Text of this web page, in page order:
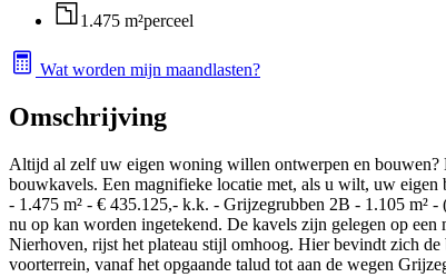
1.475 m²perceel
Wat worden mijn maandlasten?
Omschrijving
Altijd al zelf uw eigen woning willen ontwerpen en bouwen?
bouwkavels. Een magnifieke locatie met, als u wilt, uw
- 1.475 m² - € 435.125,- k.k. - Grijzegrubben 2B - 1.105 m²
nu op kan worden ingetekend. De kavels zijn gelegen op
Nierhoven, rijst het plateau stijl omhoog. Hier bevindt zich
voorterrein, vanaf het opgaande talud tot aan de wegen